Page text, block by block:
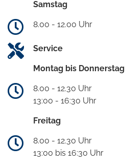
Samstag
8.00 - 12.00 Uhr
Service
Montag bis Donnerstag
8.00 - 12.30 Uhr
13:00 - 16:30 Uhr
Freitag
8.00 - 12.30 Uhr
13:00 bis 16:30 Uhr